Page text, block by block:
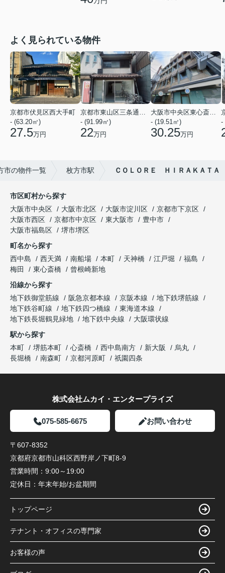
よく見られている物件
京都市伏見区西大手町
- (63.20㎡)
27.5万円
京都市東山区三条通北裏白川筋西入２丁目東姉小路町
- (91.99㎡)
22万円
大阪市中央区東心斎橋２丁目
- (19.51㎡)
30.25万円
-
市の物件一覧 枚方市駅 ＣＯＬＯＲＥ ＨＩＲＡＫＡＴＡ
市区町村から探す
大阪市中央区
大阪市北区 大阪市淀川区
京都市下京区
大阪市西区
京都市中京区 東大阪市
豊中市
大阪市福島区
堺市堺区
町名から探す
西中島
西天満 南船場 本町 天神橋 江戸堀
福島
梅田
東心斎橋
曾根崎新地
沿線から探す
地下鉄御堂筋線
阪急京都本線 京阪本線
地下鉄堺筋線
地下鉄谷町線
地下鉄四つ橋線
東海道本線
地下鉄長堀鶴見緑地
地下鉄中央線
大阪環状線
駅から探す
本町
堺筋本町 心斎橋 西中島南方 新大阪
烏丸
長堀橋
南森町 京都河原町 祇園四条
株式会社ムカイ・エンタープライズ
075-585-6675 お問い合わせ
〒607-8352
京都府京都市山科区西野岸ノ下町8-9
営業時間： 9:00～19:00
定休日： 年末年始/お盆期間
トップページ
テナント・オフィスの専門家
お客様の声